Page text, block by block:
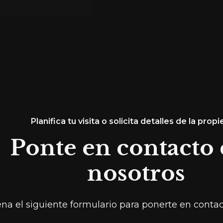
Planifica tu visita o solicita detalles de la
Ponte en contacto
nosotros
el siguiente formulario para ponerte en